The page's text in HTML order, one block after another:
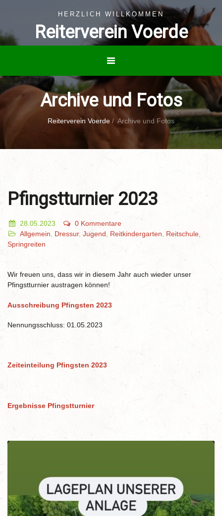
HERZLICH WILLKOMMEN
Reiterverein Voerde
Archive und Fotos
Reiterverein Voerde / Archive und Fotos
Pfingstturnier 2023
28.05.2023
0 Kommentare
Allgemein
Dressur, Jugend Reitkindergarten Reitschule
Springreiten
Wir freuen uns, dass wir in diesem Jahr auch wieder unser
Pfingstturnier austragen können!
Ausschreibung Pfingsten 2023
Nennungsschluss: 01.05.2023
Zeiteinteilung Pfingsten 2023
Ergebnisse Pfingstturnier